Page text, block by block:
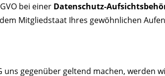
bei einer Datenschutz-
Mitgliedstaat Ihres gewöhnlichen
uns gegenüber geltend machen,